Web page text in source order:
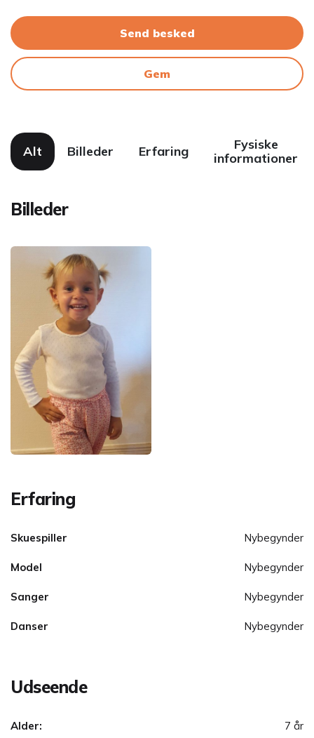
Send besked
Gem
Alt Billeder Erfaring
Fysiske
informationer
Billeder
Erfaring
Skuespiller Nybegynder
Model Nybegynder
Sanger Nybegynder
Danser Nybegynder
Udseende
Alder: 7 år